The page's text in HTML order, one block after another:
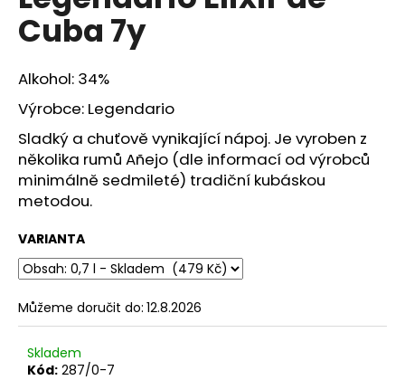
5,0
z
hvězdiček.
Cuba 7y
Alkohol: 34%
Výrobce: Legendario
Sladký a chuťově vynikající nápoj. Je vyroben z
několika rumů Añejo (dle informací od výrobců
minimálně sedmileté) tradiční kubáskou
metodou.
VARIANTA
Můžeme doručit do: 12.8.2026
Skladem
Kód: 287/0-7
a
j
í
t
?
o
p
o